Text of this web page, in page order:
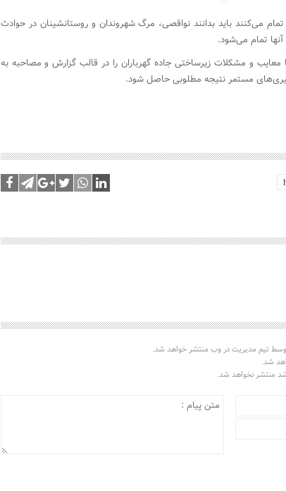
می‌کنند باید بدانند نواقصی، مرگ شهروندان و روستانشینان در حوادث
تمام می‌شود.
و مشکلات زیرساختی جاده گهرباران را در قالب گزارش و مصاحبه به
مستمر نتیجه مطلوبی حاصل شود.
تیم مدیریت در وب منتشر خواهد شد.
شد.
منتشر نخواهد شد.